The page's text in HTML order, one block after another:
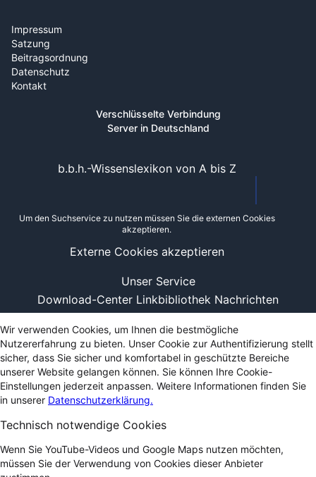
Impressum
Satzung
Beitragsordnung
Datenschutz
Kontakt
Verschlüsselte Verbindung
Server in Deutschland
Unser Service
Download-Center Linkbibliothek Nachrichten
b.b.h.-Wissenslexikon von A bis Z
Um den Suchservice zu nutzen müssen Sie die externen Cookies
akzeptieren.
Externe Cookies akzeptieren
Wir verwenden Cookies, um Ihnen die bestmögliche
Nutzererfahrung zu bieten. Unser Cookie zur Authentifizierung stellt
sicher, dass Sie sicher und komfortabel in geschützte Bereiche
unserer Website gelangen können. Sie können Ihre Cookie-
Einstellungen jederzeit anpassen. Weitere Informationen finden Sie
in unserer Datenschutzerklärung.
Technisch notwendige Cookies
Wenn Sie YouTube-Videos und Google Maps nutzen möchten,
müssen Sie der Verwendung von Cookies dieser Anbieter